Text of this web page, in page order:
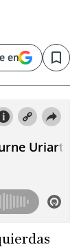
en Save